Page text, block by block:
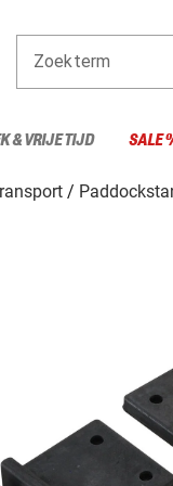
Zoekterm
& VRIJE TIJD SALE